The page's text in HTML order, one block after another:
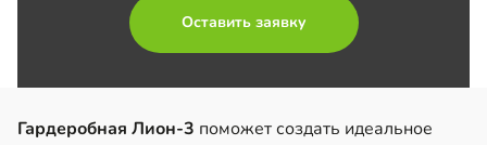
Оставить заявку
Гардеробная Лион-3 поможет создать идеальное